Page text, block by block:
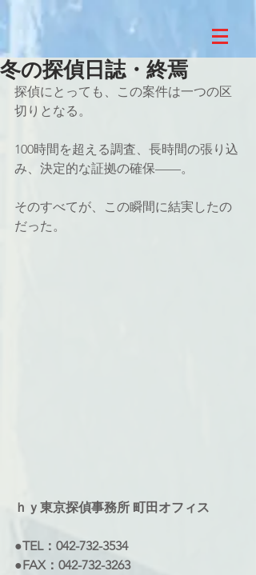
冬の探偵日誌・終焉
探偵にとっても、この案件は一つの区
切りとなる。
100時間を超える調査、長時間の張り込
み、決定的な証拠の確保——。
そのすべてが、この瞬間に結実したの
だった。
ｈｙ東京探偵事務所 町田オフィス
●TEL：042-732-3534
●FAX：042-732-3263